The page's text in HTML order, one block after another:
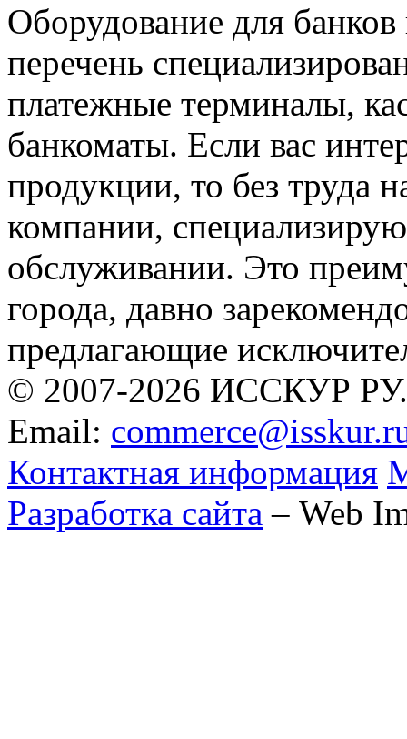
Оборудование для
перечень
платежные терминалы,
банкоматы. Если вас
продукции, то без труда
компании,
обслуживании. Это
города, давно
предлагающие
© 2007-2026 ИССКУР РУ.
Email:
Контактная информация
Разработка сайта – Web